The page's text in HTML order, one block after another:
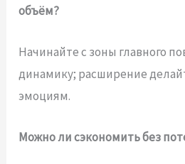
объём?
Начинайте с зоны главного
динамику; расширение
эмоциям.
Можно ли сэкономить без